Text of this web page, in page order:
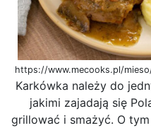
https://www.mecooks.pl/
Karkówka należy do
jakimi zajadają się
grillować i smażyć. O